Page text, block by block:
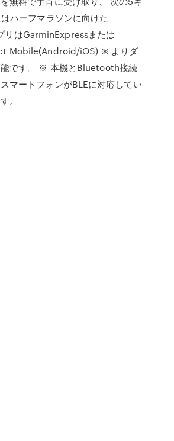
ハーフマラソンに向けた
リはGarminExpressまたは
Mobile(Android/iOS) ※ よりダ
能です。 ※ 本機とBluetooth接続
マートフォンがBLEに対応してい
。